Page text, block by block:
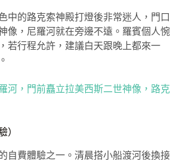
中的路克索神殿打燈後非常迷人，門口
像，尼羅河就在旁邊不遠。羅賓個人惋
若行程允許，建議白天跟晚上都來一
河，門前矗立拉美西斯二世神像，路克
）
自費體驗之一。清晨搭小船渡河後換接